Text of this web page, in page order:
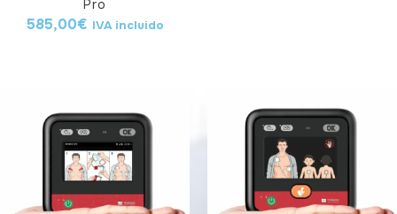
Pro
585,00€ IVA incluido